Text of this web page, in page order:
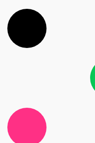
イ
コ
ン
リ
イ
コ
ン
リ
イ
コ
ン
リ